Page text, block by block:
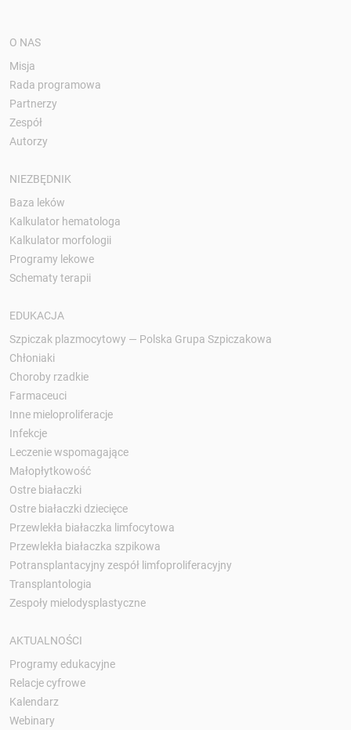
O NAS
Misja
Rada programowa
Partnerzy
Zespół
Autorzy
NIEZBĘDNIK
Baza leków
Kalkulator hematologa
Kalkulator morfologii
Programy lekowe
Schematy terapii
EDUKACJA
Szpiczak plazmocytowy — Polska Grupa Szpiczakowa
Chłoniaki
Choroby rzadkie
Farmaceuci
Inne mieloproliferacje
Infekcje
Leczenie wspomagające
Małopłytkowość
Ostre białaczki
Ostre białaczki dziecięce
Przewlekła białaczka limfocytowa
Przewlekła białaczka szpikowa
Potransplantacyjny zespół limfoproliferacyjny
Transplantologia
Zespoły mielodysplastyczne
AKTUALNOŚCI
Programy edukacyjne
Relacje cyfrowe
Kalendarz
Webinary